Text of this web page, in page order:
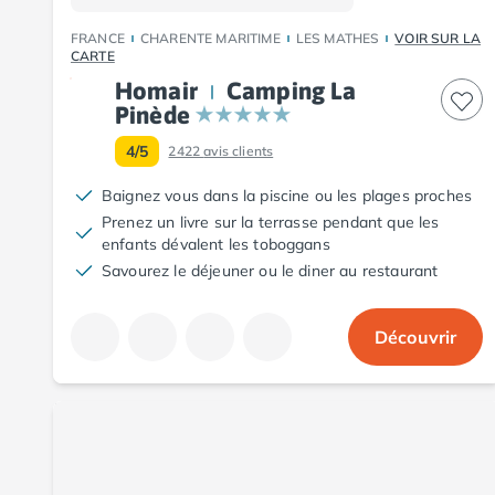
Camping Gruissan
Camping Narbonne-Plage
Camping Sigean
Camping Gard
Camping Aigues-Mortes
Camping Nîmes
Camping Hérault
Camping Palavas-les-Flots
FRANCE CHARENTE MARITIME LES MATHES
VOIR SUR LA
CARTE
Homair
Camping La
Pinède
4/5 2422avis clients
Baignez vous dans la piscine ou les plages proches
Prenez un livre sur la terrasse pendant que les
enfants dévalent les toboggans
Savourez le déjeuner ou le diner au restaurant
Découvrir